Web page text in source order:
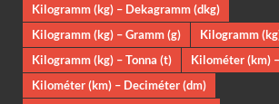
Kilogramm (kg) – Dekagramm (dkg)
Kilogramm (kg) – Gramm (g)
Kilogramm
Kilogramm (kg) – Tonna (t)
Kilométer (km)
Kilométer (km) – Deciméter (dm)